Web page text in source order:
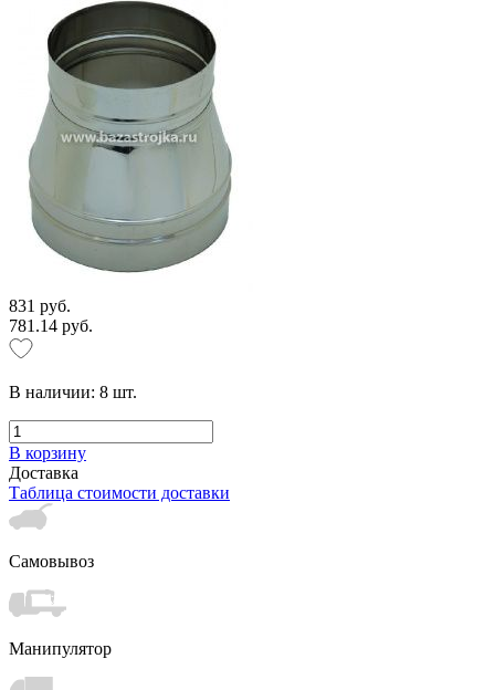
831 руб.
781.14 руб.
В наличии: 8 шт.
В корзину
Доставка
Таблица стоимости доставки
Самовывоз
Манипулятор